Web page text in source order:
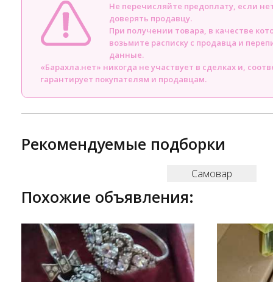
Не перечисляйте предоплату, если
доверять продавцу.
При получении товара, в качестве
возьмите расписку с продавца и
данные.
«Барахла.нет» никогда не участвует в сделках и,
гарантирует покупателям и продавцам.
Рекомендуемые подборки
Самовар
Похожие объявления: